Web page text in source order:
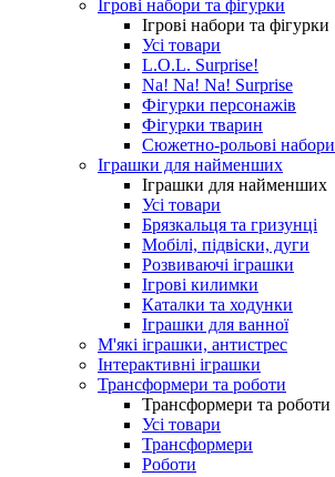
Ігрові набори та фігурки
Ігрові набори та фігурки
Усі товари
L.O.L. Surprise!
Na! Na! Na! Surprise
Фігурки персонажів
Фігурки тварин
Сюжетно-рольові набори
Іграшки для найменших
Іграшки для найменших
Усі товари
Брязкальця та гризунці
Мобілі, підвіски, дуги
Розвиваючі іграшки
Ігрові килимки
Каталки та ходунки
Іграшки для ванної
М'які іграшки, антистрес
Інтерактивні іграшки
Трансформери та роботи
Трансформери та роботи
Усі товари
Трансформери
Роботи